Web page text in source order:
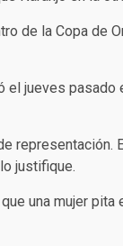
de la Copa de
el jueves pasado
representación.
justifique.
una mujer pita